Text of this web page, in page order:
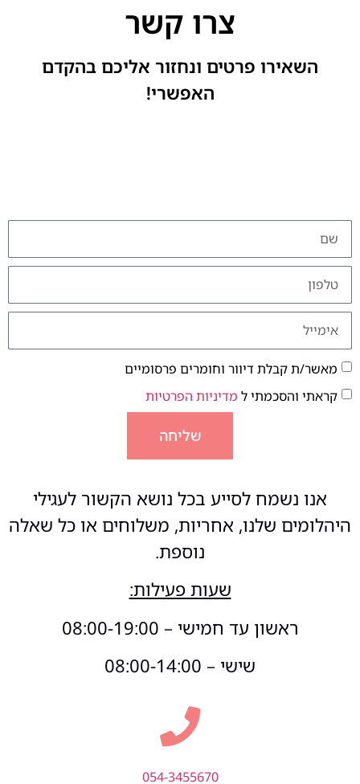
צרו קשר
השאירו פרטים ונחזור אליכם בהקדם
האפשרי!
מאשר/ת קבלת דיוור וחומרים פרסומיים
קראתי והסכמתי ל מדיניות הפרטיות
שליחה
אנו נשמח לסייע בכל נושא הקשור לעגילי
היהלומים שלנו, אחריות, משלוחים או כל שאלה
נוספת.
שעות פעילות:
ראשון עד חמישי – 08:00-19:00
שישי – 08:00-14:00
054-3455670